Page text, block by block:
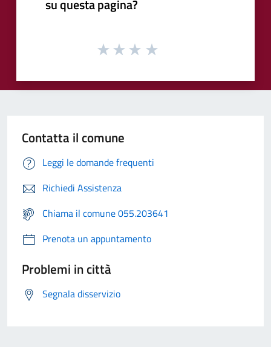
su questa pagina?
Contatta il comune
Leggi le domande frequenti
Richiedi Assistenza
Chiama il comune 055.203641
Prenota un appuntamento
Problemi in città
Segnala disservizio